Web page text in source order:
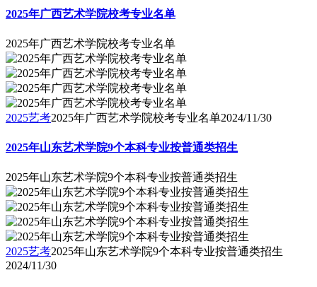
2025年广西艺术学院校考专业名单
2025年广西艺术学院校考专业名单
2025艺考2025年广西艺术学院校考专业名单2024/11/30
2025年山东艺术学院9个本科专业按普通类招生
2025年山东艺术学院9个本科专业按普通类招生
2025艺考2025年山东艺术学院9个本科专业按普通类招生
2024/11/30